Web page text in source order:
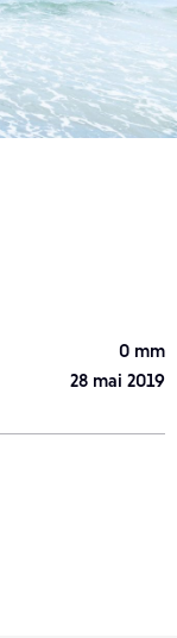
0 mm
28 mai 2019